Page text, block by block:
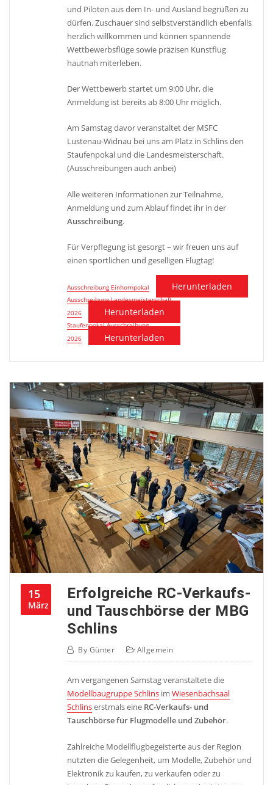
und Piloten aus dem In- und Ausland begrüßen zu
dürfen. Zuschauer sind selbstverständlich ebenfalls
herzlich willkommen und können spannende
Wettbewerbsflüge sowie präzisen Kunstflug
hautnah miterleben.
Der Wettbewerb startet um 9:00 Uhr, die
Anmeldung ist bereits ab 8:00 Uhr möglich.
Am Samstag davor veranstaltet der MSFC
Lustenau-Widnau bei uns am Platz in Schlins den
Staufenpokal und die Landesmeisterschaft.
(Ausschreibungen auch anbei)
Alle weiteren Informationen zur Teilnahme,
Anmeldung und zum Ablauf findet ihr in der
Ausschreibung.
Für Verpflegung ist gesorgt – wir freuen uns auf
einen sportlichen und geselligen Flugtag!
Ausschreibung Einhornpokal Herunterladen
Ausschreibung Landesmeisterschaft
2026
Herunterladen
Staufenpokal Ausschreibung
2026
Herunterladen
15
März
Erfolgreiche RC-Verkaufs-
und Tauschbörse der MBG
Schlins
By Günter Allgemein
Am vergangenen Samstag veranstaltete die
Modellbaugruppe Schlins imWiesenbachsaal
Schlinserstmals eine RC-Verkaufs- und
Tauschbörse für Flugmodelle und Zubehör.
Zahlreiche Modellflugbegeisterte aus der Region
nutzten die Gelegenheit, um Modelle, Zubehör und
Elektronik zu kaufen, zu verkaufen oder zu